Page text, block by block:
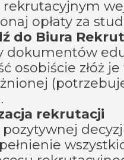
opłaty za
do Biura
dokumentów
osobiście złóż
rekrutacji
pozytywnej